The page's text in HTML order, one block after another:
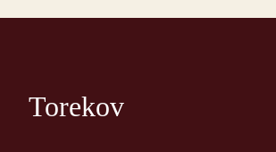
Torekov